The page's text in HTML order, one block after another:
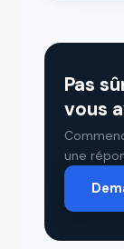
Pas
vous
une